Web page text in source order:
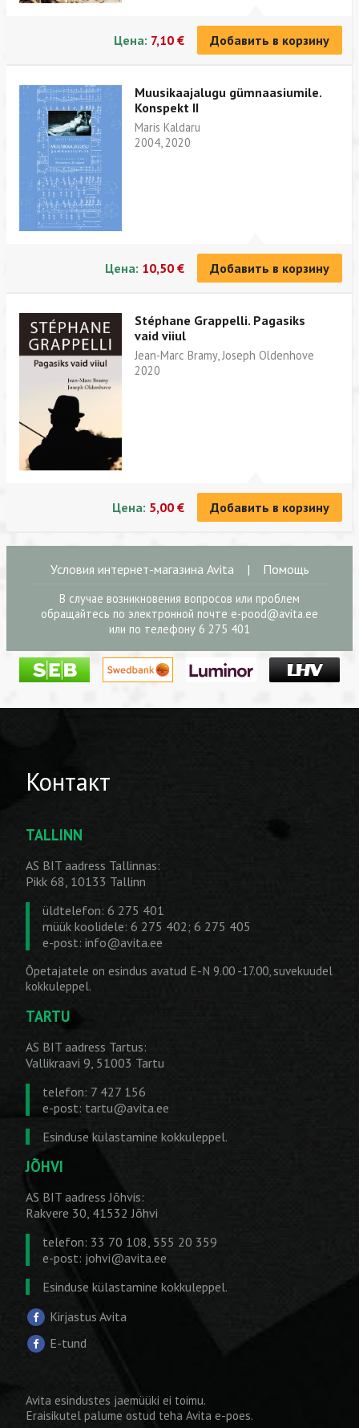
Цена: 7,10 € Добавить в корзину
Muusikaajalugu gümnaasiumile.
Konspekt II
Maris Kaldaru
2004, 2020
Цена: 10,50 € Добавить в корзину
Stéphane Grappelli. Pagasiks
vaid viiul
Jean-Marc Bramy, Joseph Oldenhove
2020
Цена: 5,00 € Добавить в корзину
Условия интернет-магазина Avita | Помощь
В случае возникновения вопросов или проблем
обращайтесь по электронной почте e-pood@avita.ee
или по телефону 6 275 401
Контакт
TALLINN
AS BIT aadress Tallinnas:
Pikk 68, 10133 Tallinn
üldtelefon: 6 275 401
müük koolidele: 6 275 402; 6 275 405
e-post: info@avita.ee
Õpetajatele on esindus avatud E-N 9.00 -17.00, suvekuudel
kokkuleppel.
TARTU
AS BIT aadress Tartus:
Vallikraavi 9, 51003 Tartu
telefon: 7 427 156
e-post: tartu@avita.ee
Esinduse külastamine kokkuleppel.
JÕHVI
AS BIT aadress Jõhvis:
Rakvere 30, 41532 Jõhvi
telefon: 33 70 108, 555 20 359
e-post: johvi@avita.ee
Esinduse külastamine kokkuleppel.
Kirjastus Avita
E-tund
Avita esindustes jaemüüki ei toimu.
Eraisikutel palume ostud teha Avita e-poes.